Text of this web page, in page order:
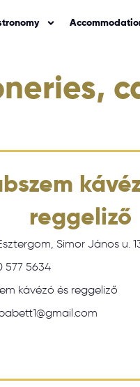
reggeliző
Simor János u.
577 5634
kávézó és reggeliző